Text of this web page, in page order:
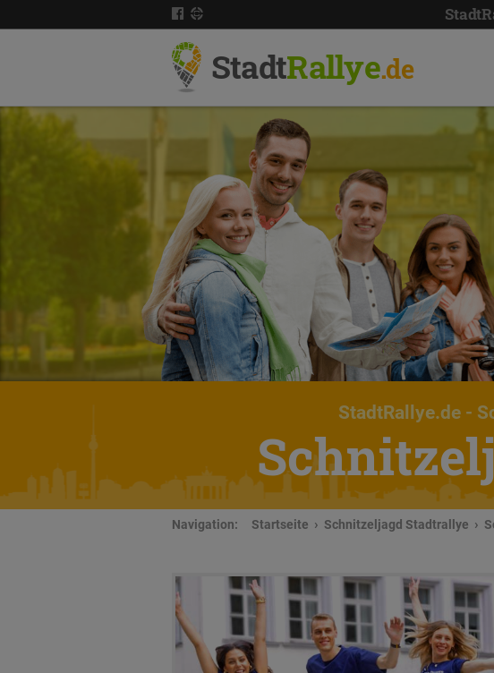
StadtRallye.de
StadtRallye.de-
Navigation: Startseite Schnitzeljagd Stadtrallye